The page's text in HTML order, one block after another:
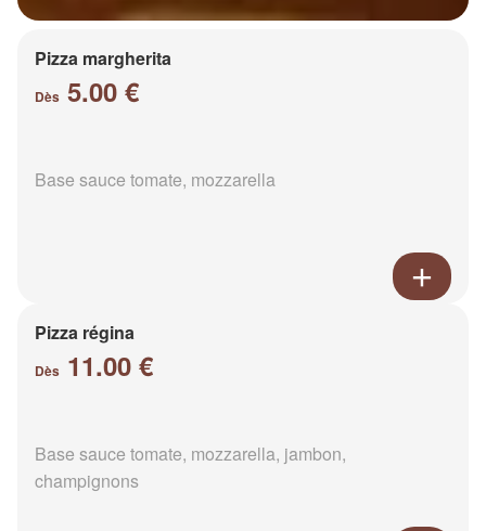
Pizza margherita
Dès 5.00 €
Base sauce tomate, mozzarella
Pizza régina
Dès 11.00 €
Base sauce tomate, mozzarella, jambon,
champignons